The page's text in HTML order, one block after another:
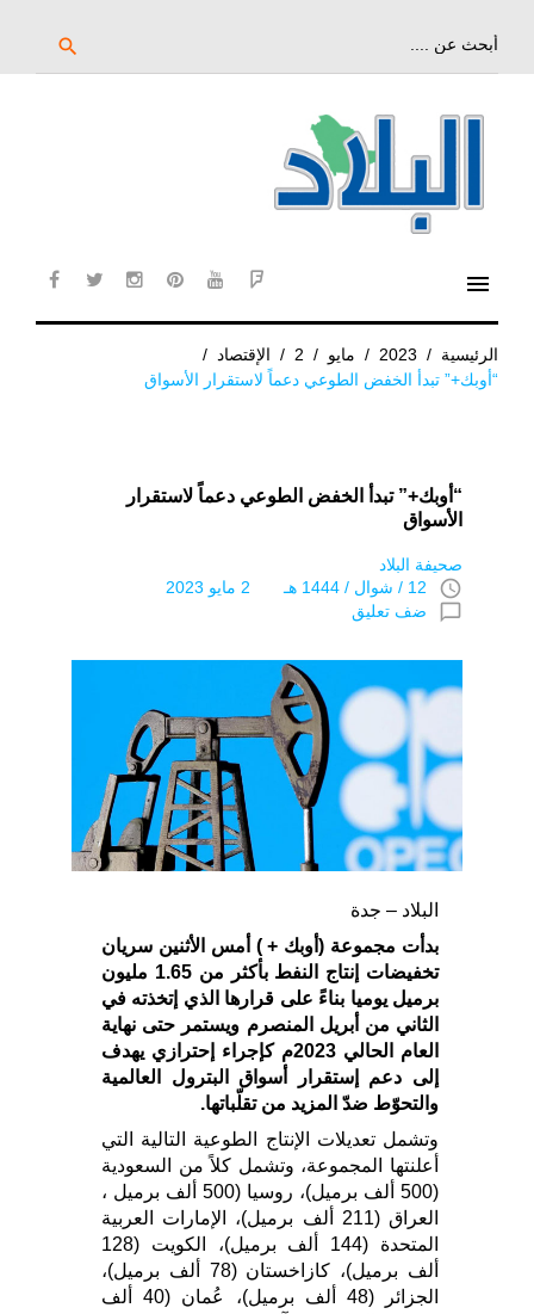
search
menu
الرئيسية /
2023
/ مايو /
2
/ الإقتصاد
/
“أوبك+” تبدأ الخفض الطوعي دعماً لاستقرار الأسواق
“أوبك+” تبدأ الخفض الطوعي دعماً لاستقرار
الأسواق
صحيفة البلاد
access_time 12 / شوال / 1444 هـ 2 مايو 2023
chat_bubble_outline ضف تعليق
البلاد – جدة
بدأت مجموعة (أوبك + ) أمس الأثنين سريان
تخفيضات إنتاج النفط بأكثر من 1.65 مليون
برميل يوميا بناءً على قرارها الذي إتخذته في
الثاني من أبريل المنصرم ويستمر حتى نهاية
العام الحالي 2023م كإجراء إحترازي يهدف
إلى دعم إستقرار أسواق البترول العالمية
والتحوّط ضدّ المزيد من تقلّباتها.
وتشمل تعديلات الإنتاج الطوعية التالية التي
أعلنتها المجموعة، وتشمل كلاً من السعودية
(500 ألف برميل)، روسيا (500 ألف برميل ،
العراق (211 ألف برميل)، الإمارات العربية
المتحدة (144 ألف برميل)، الكويت (128
ألف برميل)، كازاخستان (78 ألف برميل)،
الجزائر (48 ألف برميل)، عُمان (40 ألف